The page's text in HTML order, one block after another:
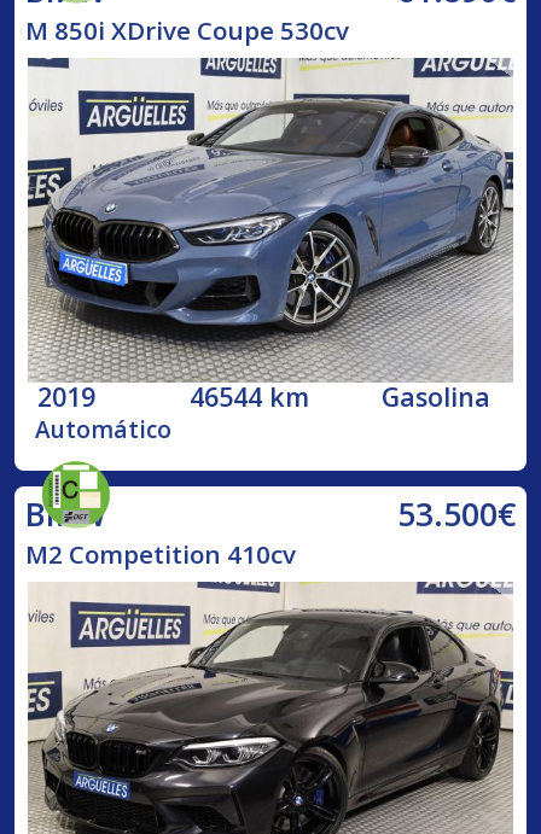
M 850i XDrive Coupe 530cv
2019 46544 km Gasolina
Automático
BMW 53.500€
M2 Competition 410cv